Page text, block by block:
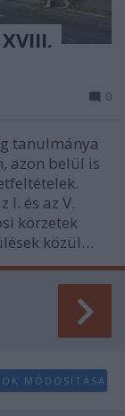
0
tanulmánya
azon belül is
és az V.
körzetek
közül…
MÓDOSÍTÁSA